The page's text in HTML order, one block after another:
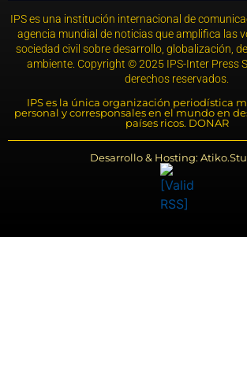
IPS es una institución internacional de
agencia mundial de noticias que amplifica las
sociedad civil sobre desarrollo, globalización,
ambiente. Copyright © 2025 IPS-Inter Press
derechos reservados.
IPS es la única organización periodística
personal y corresponsales en el mundo en
países ricos. DONAR
Desarrollo & Hosting: